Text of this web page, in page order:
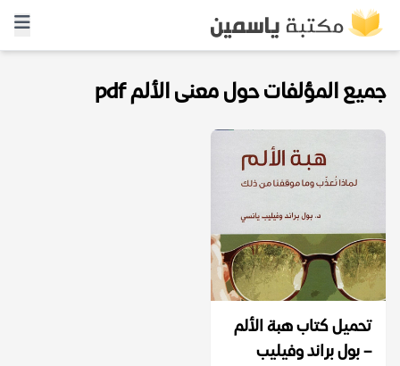
جميع المؤلفات حول معنى الألم pdf
تحميل كتاب هبة الألم
– بول براند وفيليب